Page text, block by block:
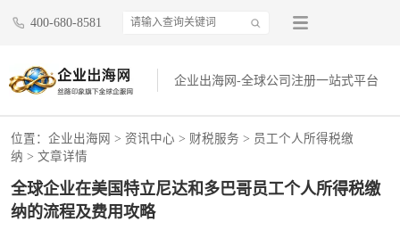
400-680-8581
企业出海网-全球公司注册一站式平台
位置： 企业出海网 > 资讯中心 > 财税服务 > 员工个人所得税缴
纳 > 文章详情
全球企业在美国特立尼达和多巴哥员工个人所得税缴
纳的流程及费用攻略